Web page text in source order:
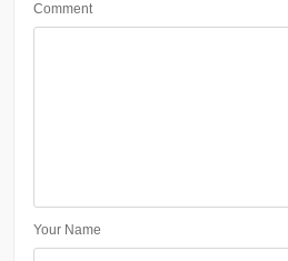
Comment
Your Name